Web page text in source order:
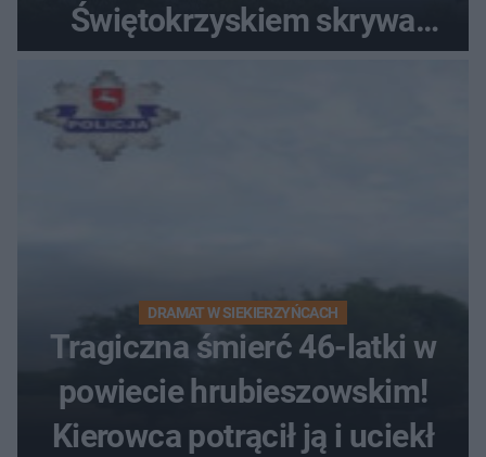
Świętokrzyskiem skrywa
zabytki, bywał tu nawet król
DRAMAT W SIEKIERZYŃCACH
Tragiczna śmierć 46-latki w
powiecie hrubieszowskim!
Kierowca potrącił ją i uciekł